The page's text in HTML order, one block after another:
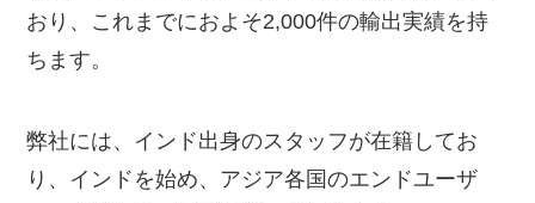
おり、これまでにおよそ2,000件の輸出実績を持
ちます。
弊社には、インド出身のスタッフが在籍してお
り、インドを始め、アジア各国のエンドユーザ